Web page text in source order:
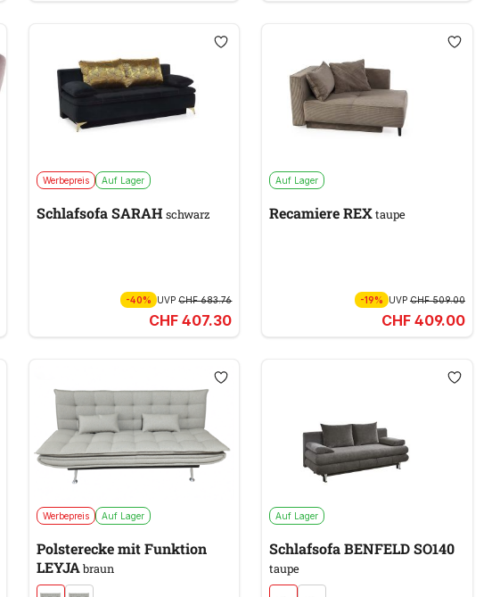
Werbepreis Auf Lager
Schlafsofa SARAH schwarz
-40% UVPCHF 683.76
CHF 407.30
Auf Lager
Recamiere REXtaupe
-19% UVP CHF 509.00
CHF 409.00
Werbepreis Auf Lager
Polsterecke mit Funktion
LEYJAbraun
Auf Lager
Schlafsofa BENFELD SO140
taupe